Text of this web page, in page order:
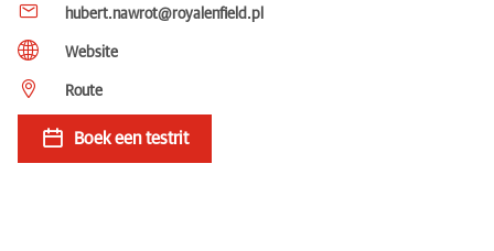
hubert.nawrot@royalenfield.pl
Website
Route
Boek een testrit